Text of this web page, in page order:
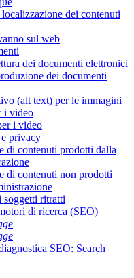
dei contenuti
sul web
dei documenti elettronici
dei documenti
(alt text) per le immagini
i video
i video
privacy
di contenuti prodotti dalla
di contenuti non prodotti
soggetti ritratti
di ricerca (SEO)
SEO: Search